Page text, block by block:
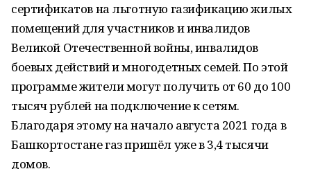
сертификатов на льготную газификацию жилых
помещений для участников и инвалидов
Великой Отечественной войны, инвалидов
боевых действий и многодетных семей. По этой
программе жители могут получить от 60 до 100
тысяч рублей на подключение к сетям.
Благодаря этому на начало августа 2021 года в
Башкортостане газ пришёл уже в 3,4 тысячи
домов.